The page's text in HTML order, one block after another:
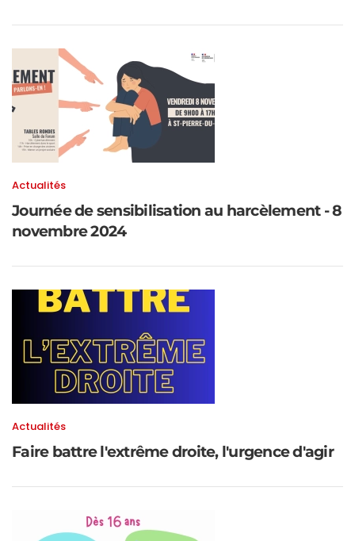
Actualités
Journée de sensibilisation au harcèlement - 8
novembre 2024
Actualités
Faire battre l'extrême droite, l'urgence d'agir